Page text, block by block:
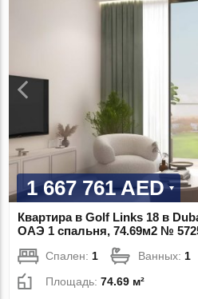
1 667 761 AED
Квартира в Golf Links 18 в
ОАЭ 1 спальня, 74.69м2 №
Спален: 1 Ванных: 1
Площадь:74.69 м²